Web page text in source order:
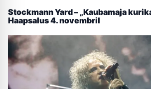
Stockmann Yard – „Kaubamaja
Haapsalus 4. novembril